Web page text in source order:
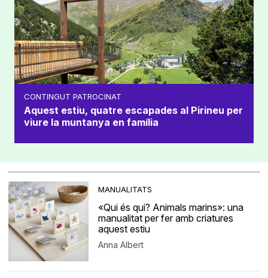
CONTINGUT PATROCINAT
Aquest estiu, quatre escapades al Pirineu per
viure la muntanya en família
MANUALITATS
«Qui és qui? Animals marins»: una
manualitat per fer amb criatures
aquest estiu
Anna Albert